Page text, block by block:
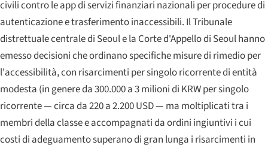
civili contro le app di servizi finanziari nazionali per procedure di
autenticazione e trasferimento inaccessibili. Il Tribunale
distrettuale centrale di Seoul e la Corte d'Appello di Seoul hanno
emesso decisioni che ordinano specifiche misure di rimedio per
l'accessibilità, con risarcimenti per singolo ricorrente di entità
modesta (in genere da 300.000 a 3 milioni di KRW per singolo
ricorrente — circa da 220 a 2.200 USD — ma moltiplicati tra i
membri della classe e accompagnati da ordini ingiuntivi i cui
costi di adeguamento superano di gran lunga i risarcimenti in